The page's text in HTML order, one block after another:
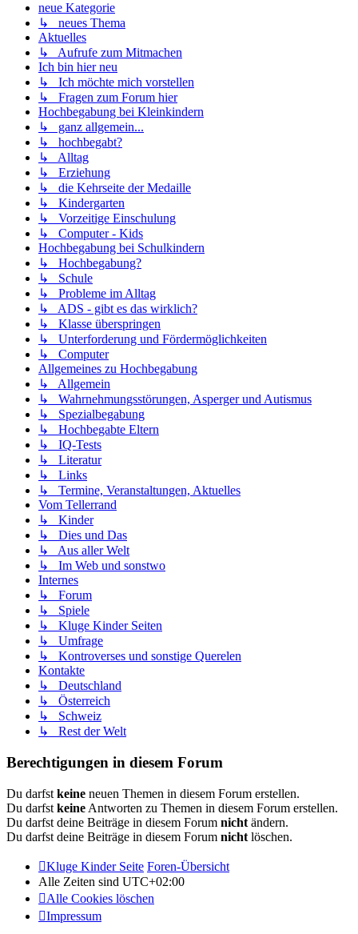
neue Kategorie
↳ neues Thema
Aktuelles
↳ Aufrufe zum Mitmachen
Ich bin hier neu
↳ Ich möchte mich vorstellen
↳ Fragen zum Forum hier
Hochbegabung bei Kleinkindern
↳ ganz allgemein...
↳ hochbegabt?
↳ Alltag
↳ Erziehung
↳ die Kehrseite der Medaille
↳ Kindergarten
↳ Vorzeitige Einschulung
↳ Computer - Kids
Hochbegabung bei Schulkindern
↳ Hochbegabung?
↳ Schule
↳ Probleme im Alltag
↳ ADS - gibt es das wirklich?
↳ Klasse überspringen
↳ Unterforderung und Fördermöglichkeiten
↳ Computer
Allgemeines zu Hochbegabung
↳ Allgemein
↳ Wahrnehmungsstörungen, Asperger und Autismus
↳ Spezialbegabung
↳ Hochbegabte Eltern
↳ IQ-Tests
↳ Literatur
↳ Links
↳ Termine, Veranstaltungen, Aktuelles
Vom Tellerrand
↳ Kinder
↳ Dies und Das
↳ Aus aller Welt
↳ Im Web und sonstwo
Internes
↳ Forum
↳ Spiele
↳ Kluge Kinder Seiten
↳ Umfrage
↳ Kontroverses und sonstige Querelen
Kontakte
↳ Deutschland
↳ Österreich
↳ Schweiz
↳ Rest der Welt
Berechtigungen in diesem Forum
Du darfst keine neuen Themen in diesem Forum erstellen.
Du darfst keine Antworten zu Themen in diesem Forum erstellen.
Du darfst deine Beiträge in diesem Forum nicht ändern.
Du darfst deine Beiträge in diesem Forum nicht löschen.
Kluge Kinder Seite Foren-Übersicht
Alle Zeiten sind UTC+02:00
Alle Cookies löschen
Impressum